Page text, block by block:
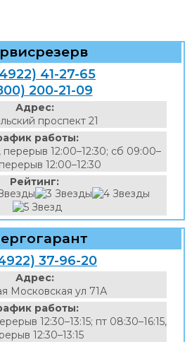
41-27-65
200-21-09
Адрес:
проспект 21
работы:
12:00–12:30; сб 09:00–
12:00–12:30
Рейтинг:
37-96-20
Адрес:
Московская ул 71А
работы:
12:30–13:15; пт 08:30–16:15,
12:30–13:15